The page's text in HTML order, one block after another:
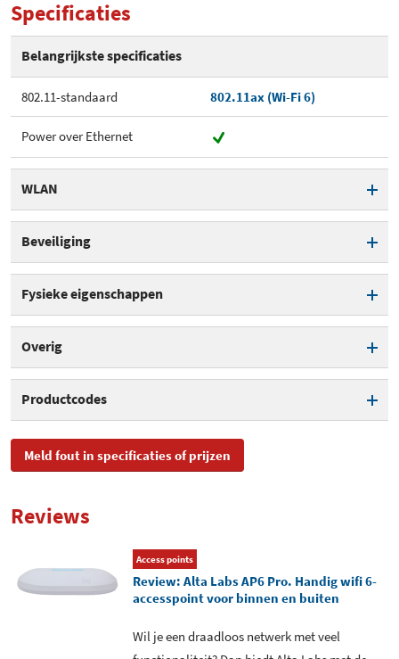
Specificaties
Belangrijkste specificaties
802.11-standaard 802.11ax (Wi-Fi 6)
Power over Ethernet
WLAN
Antennes intern/extern Intern
Beveiliging
WPA2 beveiliging
WPA3 beveiliging
Fysieke eigenschappen
Overig
Aantal LAN-aansluitingen 1
Productcodes
EAN 0845882005466
Meld fout in specificaties of prijzen
Reviews
Access points
Review: Alta Labs AP6 Pro. Handig wifi 6-
accesspoint voor binnen en buiten
Wil je een draadloos netwerk met veel